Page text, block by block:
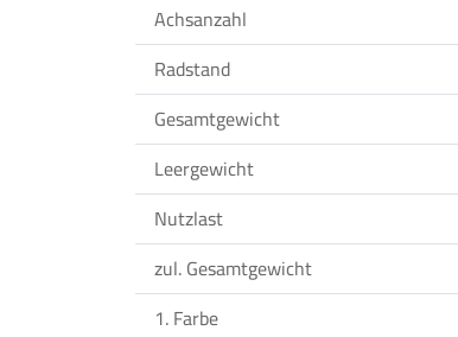
Achsanzahl
Radstand
Gesamtgewicht
Leergewicht
Nutzlast
zul. Gesamtgewicht
1. Farbe